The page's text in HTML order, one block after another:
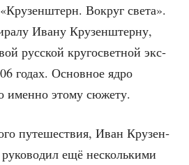
Вокруг све­та».
Ива­ну Кру­зен­штер­ну,
рус­ской кру­го­свет­ной экс­
годах. Основ­ное ядро
имен­но это­му сюжету.
путе­ше­ствия, Иван Кру­зен­
ещё несколь­ки­ми